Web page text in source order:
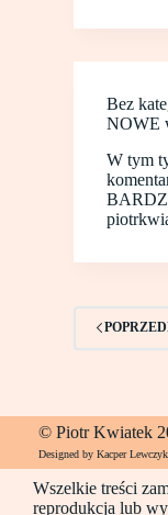
Bez
NOWE
W tym
© Piotr Kwiatek
Designed by Kacper Lewczyk
Wszelkie treści
reprodukcja lub